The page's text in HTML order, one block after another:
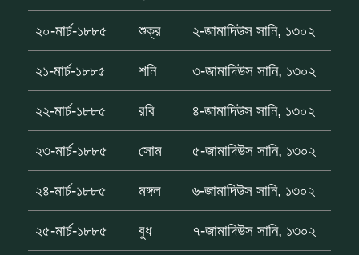
২০-মার্চ-১৮৮৫ শুক্র ২-জামাদিউস সানি, ১৩০২
২১-মার্চ-১৮৮৫ শনি ৩-জামাদিউস সানি, ১৩০২
২২-মার্চ-১৮৮৫ রবি ৪-জামাদিউস সানি, ১৩০২
২৩-মার্চ-১৮৮৫ সোম ৫-জামাদিউস সানি, ১৩০২
২৪-মার্চ-১৮৮৫ মঙ্গল ৬-জামাদিউস সানি, ১৩০২
২৫-মার্চ-১৮৮৫ বুধ ৭-জামাদিউস সানি, ১৩০২